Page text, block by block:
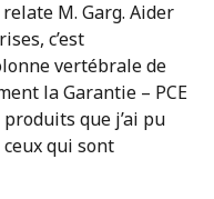
M. Garg. Aider
c’est
vertébrale de
la Garantie – PCE
produits que j’ai pu
qui sont